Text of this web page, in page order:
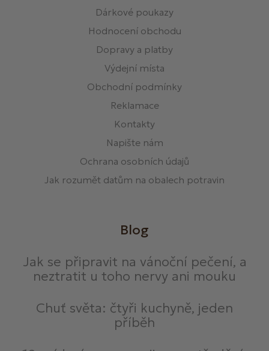
Dárkové poukazy
Hodnocení obchodu
Dopravy a platby
Výdejní místa
Obchodní podmínky
Reklamace
Kontakty
Napište nám
Ochrana osobních údajů
Jak rozumět datům na obalech potravin
Blog
Jak se připravit na vánoční pečení, a
neztratit u toho nervy ani mouku
Chuť světa: čtyři kuchyně, jeden
příběh